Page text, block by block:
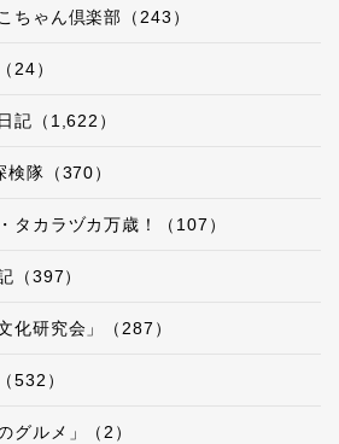
ちゃん倶楽部（243）
24）
記（1,622）
隊（370）
タカラヅカ万歳！（107）
（397）
化研究会」（287）
532）
グルメ」（2）